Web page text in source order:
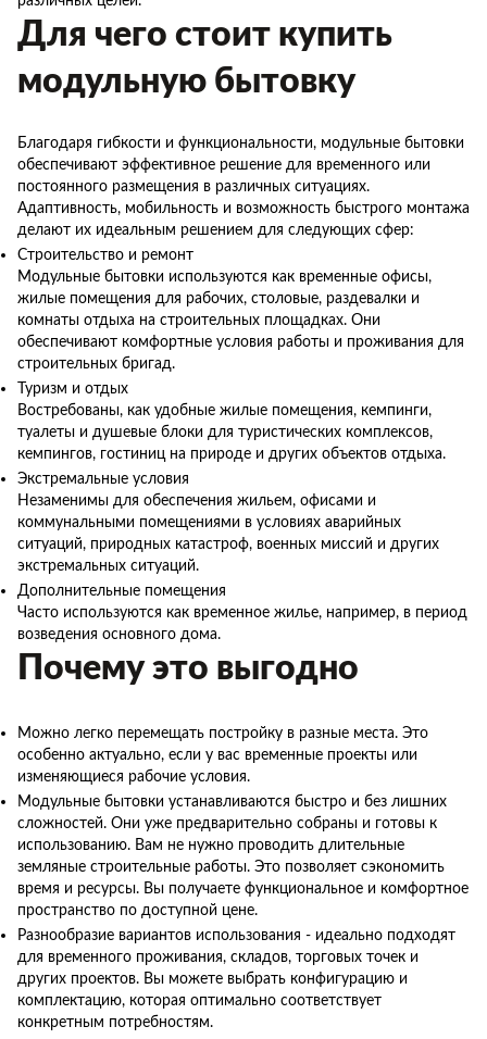
Для чего стоит купить
модульную бытовку
Благодаря гибкости и функциональности, модульные бытовки
обеспечивают эффективное решение для временного или
постоянного размещения в различных ситуациях.
Адаптивность, мобильность и возможность быстрого монтажа
делают их идеальным решением для следующих сфер:
Строительство и ремонт
Модульные бытовки используются как временные офисы,
жилые помещения для рабочих, столовые, раздевалки и
комнаты отдыха на строительных площадках. Они
обеспечивают комфортные условия работы и проживания для
строительных бригад.
Туризм и отдых
Востребованы, как удобные жилые помещения, кемпинги,
туалеты и душевые блоки для туристических комплексов,
кемпингов, гостиниц на природе и других объектов отдыха.
Экстремальные условия
Незаменимы для обеспечения жильем, офисами и
коммунальными помещениями в условиях аварийных
ситуаций, природных катастроф, военных миссий и других
экстремальных ситуаций.
Дополнительные помещения
Часто используются как временное жилье, например, в период
возведения основного дома.
Почему это выгодно
Можно легко перемещать постройку в разные места. Это
особенно актуально, если у вас временные проекты или
изменяющиеся рабочие условия.
Модульные бытовки устанавливаются быстро и без лишних
сложностей. Они уже предварительно собраны и готовы к
использованию. Вам не нужно проводить длительные
земляные строительные работы. Это позволяет сэкономить
время и ресурсы. Вы получаете функциональное и комфортное
пространство по доступной цене.
Разнообразие вариантов использования - идеально подходят
для временного проживания, складов, торговых точек и
других проектов. Вы можете выбрать конфигурацию и
комплектацию, которая оптимально соответствует
конкретным потребностям.